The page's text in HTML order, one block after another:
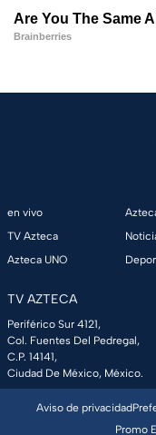
en vivo
TV Azteca
Azteca UNO
TV AZTECA
Periférico Sur 4121,
Col. Fuentes Del Pedregal,
C.P. 14141,
Ciudad De México, México.
Aviso de privacidad
Promo